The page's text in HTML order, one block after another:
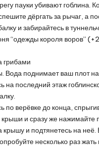
пауки убивают гоблина.
дёргать за рычаг, а
и забирайтесь в
“одежды короля воров”
грибами
Вода поднимает ваш плот
на последний этаж
по верёвке до конца,
и сразу же нажимайте
крышу и подтянетесь на неё.
несколько раз